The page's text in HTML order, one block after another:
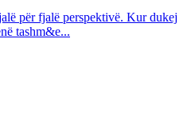
për fjalë perspektivë. Kur dukej
tashm&e...